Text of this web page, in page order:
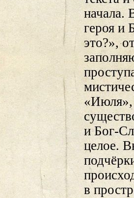
начала.
героя и
это?»,
«Июля»,
и Бог-
целое.
в